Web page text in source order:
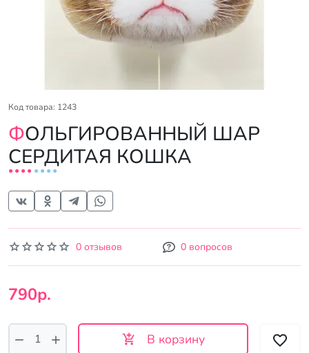
Код товара: 1243
ФОЛЬГИРОВАННЫЙ ШАР
СЕРДИТАЯ КОШКА
0 отзывов 0 вопросов
790р.
В корзину